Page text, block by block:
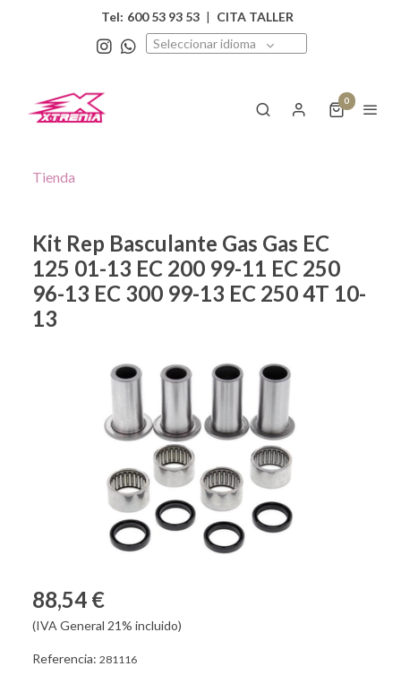
Tel: 600 53 93 53 | CITA TALLER
Seleccionar idioma
0
Tienda
Kit Rep Basculante Gas Gas EC
125 01-13 EC 200 99-11 EC 250
96-13 EC 300 99-13 EC 250 4T 10-
13
88,54 €
(IVA General 21% incluido)
Referencia: 281116